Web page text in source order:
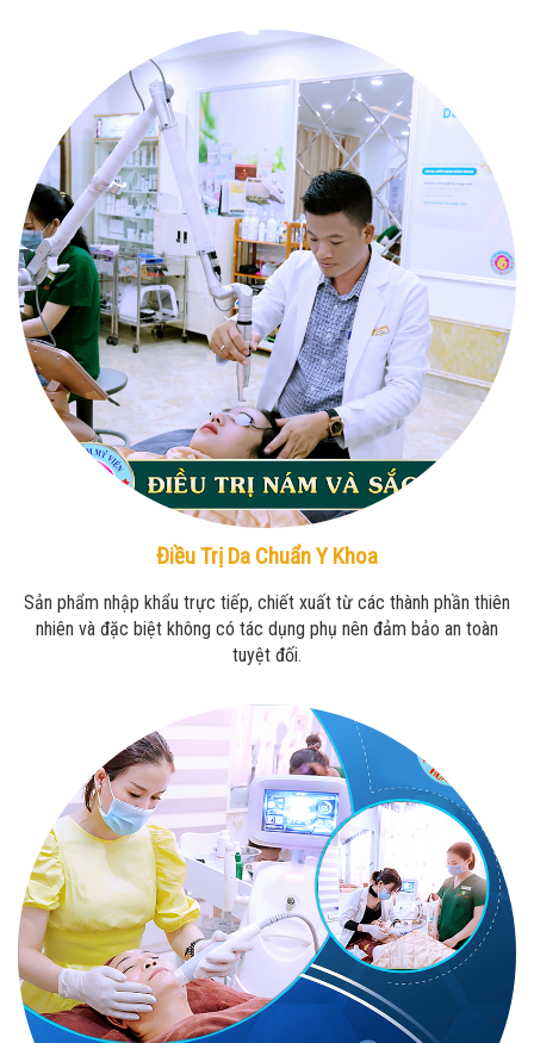
Điều Trị Da Chuẩn Y Khoa
Sản phẩm nhập khẩu trực tiếp, chiết xuất từ các thành phần thiên
nhiên và đặc biệt không có tác dụng phụ nên đảm bảo an toàn
tuyệt đối.